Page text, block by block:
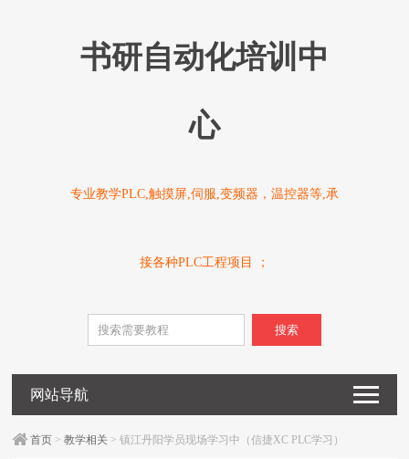
书研自动化培训中
心
专业教学PLC,触摸屏,伺服,变频器，温控器等,承
接各种PLC工程项目 ；
搜索
网站导航
首页 >教学相关 > 镇江丹阳学员现场学习中（信捷XC PLC学习）